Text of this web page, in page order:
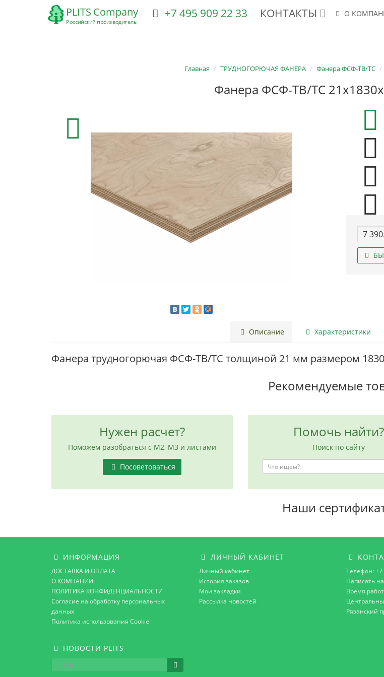
+7 495 909 22 33 КОНТАКТЫ О
Главная ТРУДНОГОРЮЧАЯ ФАНЕРА Фанера ФСФ-ТВ/ТС
Фанера ФСФ-ТВ/ТС
7
Описание Характеристики
Фанера трудногорючая ФСФ-ТВ/ТС толщиной 21 мм размером
Рекомендуемые
Нужен расчет?
Поможем разобраться с М2, М3 и листами
Посоветоваться
Помочь найти?
Поиск по сайту
Наши
ИНФОРМАЦИЯ
ДОСТАВКА И ОПЛАТА
О КОМПАНИИ
ПОЛИТИКА КОНФИДЕНЦИАЛЬНОСТИ
Согласие на обработку персональных
данных
Политика использования Cookie
ЛИЧНЫЙ КАБИНЕТ
Личный кабинет
История заказов
Мои закладки
Рассылка новостей
Телефон: +7
Написать
Время
Рязанский
НОВОСТИ PLITS